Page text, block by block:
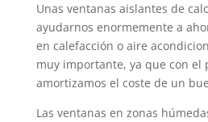
Unas ventanas aislantes de
ayudarnos enormemente a
en calefacción o aire
muy importante, ya que con el
amortizamos el coste de un
Las ventanas en zonas